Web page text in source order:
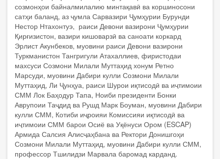
созмонҳои байналмилалию минтақавӣ ва коршиносони
сатҳи баланд, аз ҷумла Сарвазири Ҷумҳурии Бурунди
Нестор Нтахонтуэ, раиси Девони вазирони Ҷумҳурии
Қирғизистон, вазири кишоварзӣ ва саноати коркард
Эрлист Акунбеков, муовини раиси Девони вазирони
Туркманистон Тангригули Атахаллиев, фиристодаи
махсуси Созмони Милали Муттаҳид хонум Ретно
Марсуди, муовини Дабири кулли Созмони Милали
Муттаҳид, Ли Ҷунҳуа, раиси Шурои иқтисодӣ ва иҷтимоии
СММ Лок Баҳодур Тапа, Ноиби президенти Бонки
Аврупоии Таҷдид ва Рушд Марк Боуман, муовини Дабири
кулли СММ, Котиби иҷроияи Комиссияи иқтисодӣ ва
иҷтимоии СММ барои Осиё ва Уқёнуси Ором (ESCAP)
Армида Салсия Алисҷаҳбана ва Ректори Донишгоҳи
Созмони Милали Муттаҳид, муовини Дабири кулли СММ,
профессор Тшилидзи Марвала баромад карданд.